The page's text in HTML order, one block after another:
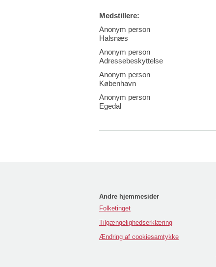
Medstillere:
Anonym person
Halsnæs
Anonym person
Adressebeskyttelse
Anonym person
København
Anonym person
Egedal
Andre hjemmesider
Folketinget
Tilgængelighedserklæring
Ændring af cookiesamtykke